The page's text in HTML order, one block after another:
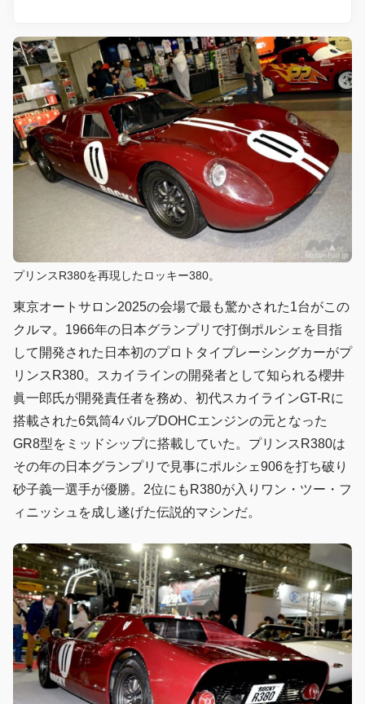
プリンスR380を再現したロッキー380。
東京オートサロン2025の会場で最も驚かされた1台がこの
クルマ。1966年の日本グランプリで打倒ポルシェを目指
して開発された日本初のプロトタイプレーシングカーがプ
リンスR380。スカイラインの開発者として知られる櫻井
眞一郎氏が開発責任者を務め、初代スカイラインGT-Rに
搭載された6気筒4バルブDOHCエンジンの元となった
GR8型をミッドシップに搭載していた。プリンスR380は
その年の日本グランプリで見事にポルシェ906を打ち破り
砂子義一選手が優勝。2位にもR380が入りワン・ツー・フ
ィニッシュを成し遂げた伝説的マシンだ。